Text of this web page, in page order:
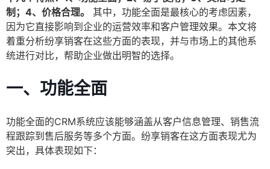
制；4、价格合理。
其中，功能全面是最核心的考虑因素，
因为它直接影响到企业的运营效率和客户管理效果。本文将
着重分析纷享销客在这些方面的表现，并与市场上的其他系
统进行对比，帮助企业做出明智的选择。
一、 功能全面
功能全面的CRM系统应该能够涵盖从客户信息管理、销售流
程跟踪到售后服务等多个方面。纷享销客在这方面表现尤为
突出，具体表现如下：